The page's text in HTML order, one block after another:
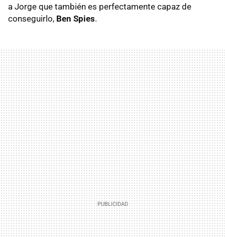
a Jorge que también es perfectamente capaz de
conseguirlo, Ben Spies.